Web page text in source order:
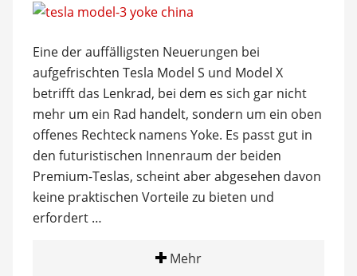
Eine der auffälligsten Neuerungen bei
aufgefrischten Tesla Model S und Model X
betrifft das Lenkrad, bei dem es sich gar nicht
mehr um ein Rad handelt, sondern um ein oben
offenes Rechteck namens Yoke. Es passt gut in
den futuristischen Innenraum der beiden
Premium-Teslas, scheint aber abgesehen davon
keine praktischen Vorteile zu bieten und
erfordert …
Mehr